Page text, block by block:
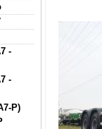
-
-
P)